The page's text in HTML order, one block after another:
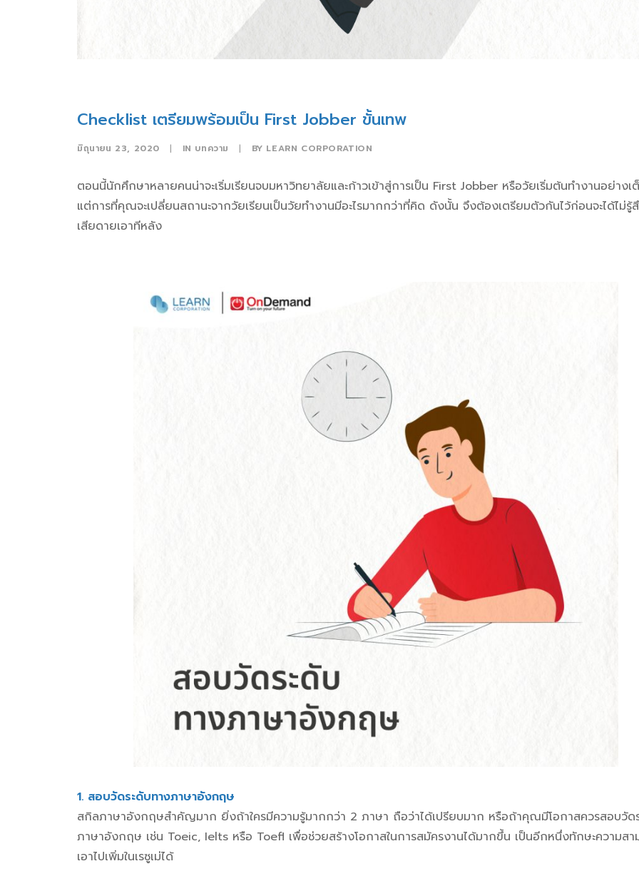
Checklist เตรียมพร้อมเป็น First Jobber ขั้นเทพ
มิถุนายน 23, 2020 | IN บทความ | BY LEARN CORPORATION
ตอนนี้นักศึกษาหลายคนน่าจะเริ่มเรียนจบมหาวิทยาลัยและก้าวเข้าสู่การเป็น First Jobber หรือวัยเริ่มต้นทำงานอย่างเ
แต่การที่คุณจะเปลี่ยนสถานะจากวัยเรียนเป็นวัยทำงานมีอะไรมากกว่าที่คิด ดังนั้น จึงต้องเตรียมตัวกันไว้ก่อนจะได้ไม่รู้
เสียดายเอาทีหลัง
1. สอบวัดระดับทางภาษาอังกฤษ
สกิลภาษาอังกฤษสำคัญมาก ยิ่งถ้าใครมีความรู้มากกว่า 2 ภาษา ถือว่าได้เปรียบมาก หรือถ้าคุณมีโอกาสควรสอบวัด
ภาษาอังกฤษ เช่น Toeic, Ielts หรือ Toefl เพื่อช่วยสร้างโอกาสในการสมัครงานได้มากขึ้น เป็นอีกหนึ่งทักษะความสา
เอาไปเพิ่มในเรซูเม่ได้